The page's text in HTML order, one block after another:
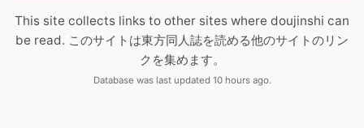
This site collects links to other sites where doujinshi can
be read. このサイトは東方同人誌を読める他のサイトのリン
クを集めます。
Database was last updated 10 hours ago.